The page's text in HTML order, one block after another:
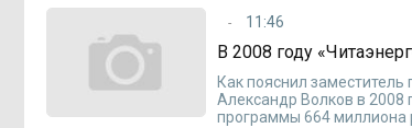
11:46
В 2008 году
Как пояснил
Александр Волков в 2008
программы 664 миллиона